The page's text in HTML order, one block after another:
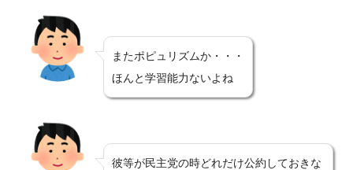
またポピュリズムか・・・
ほんと学習能力ないよね
彼等が民主党の時どれだけ公約しておきな